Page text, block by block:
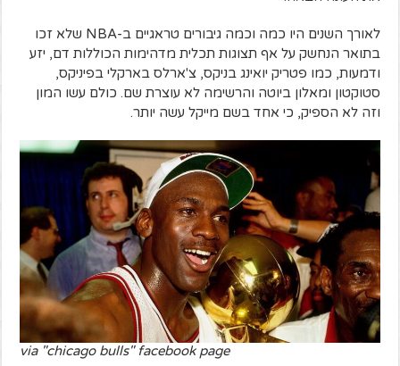
לאורך השנים היו כמה וכמה גיבורים טראגיים ב-NBA שלא זכו
בתואר הנחשק על אף תצוגות תכלית מדהימות הכוללות דם, יזע
ודמעות, כמו פטריק יואינג בניקס, צ'ארלס בארקלי בפיניקס,
סטוקטון ומאלון ביוטה והרשימה לא עוצרת שם. כולם עשו המון
וזה לא הספיק, כי אחד בשם מייקל עשה יותר.
via "chicago bulls" facebook page